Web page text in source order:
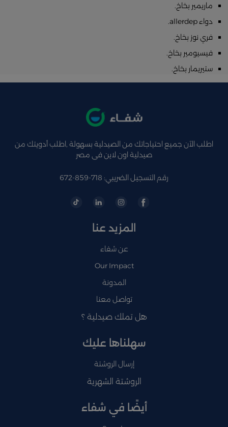
ماريمير بخاخ.
دواء allerdep.
فري نوز بخاخ.
فيسيومير بخاخ.
ستيريمار بخاخ.
اطلب الآن جميع احتياجاتك من الصيدلية بسهولة ,اطلب أدويتك من
صيدلية اون لاين فى مصر
رقم التسجيل الضريبي: 718-859-672
المزيد عنا
عن شفاء
Our Impact
المدونة
تواصل معنا
هل تملك صيدلية ؟
سهلناها عليك
إرسال الروشتة
الروشتة الشهرية
أيضًا في شفاء